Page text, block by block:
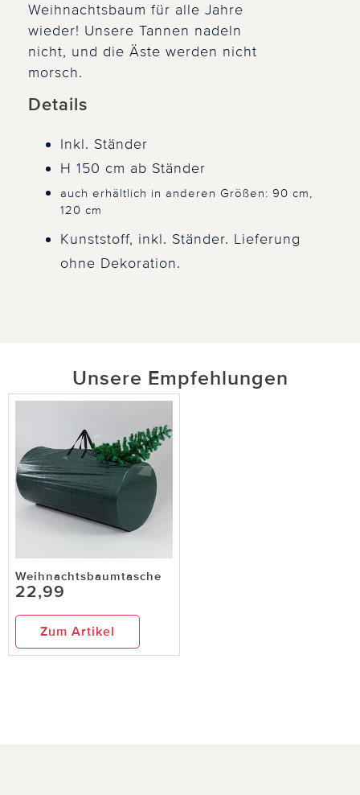
Weihnachtsbaum für alle Jahre
wieder! Unsere Tannen nadeln
nicht, und die Äste werden nicht
morsch.
Details
Inkl. Ständer
H 150 cm ab Ständer
auch erhältlich in anderen Größen: 90 cm,
120 cm
Kunststoff, inkl. Ständer. Lieferung
ohne Dekoration.
Unsere Empfehlungen
Weihnachtsbaumtasche
22,99
Zum Artikel